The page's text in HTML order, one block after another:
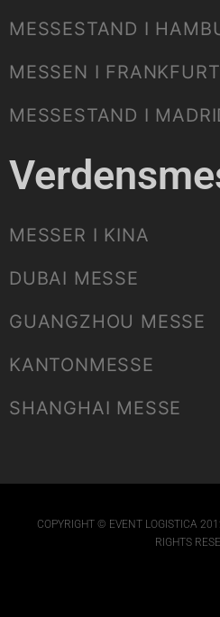
MESSESTAND I
MESSEN I FRANKFURT
MESSESTAND I
MESSER I KINA
DUBAI MESSE
GUANGZHOU MESSE
KANTONMESSE
SHANGHAI MESSE
COPYRIGHT © EVENT LOGISTICA
RIGHTS